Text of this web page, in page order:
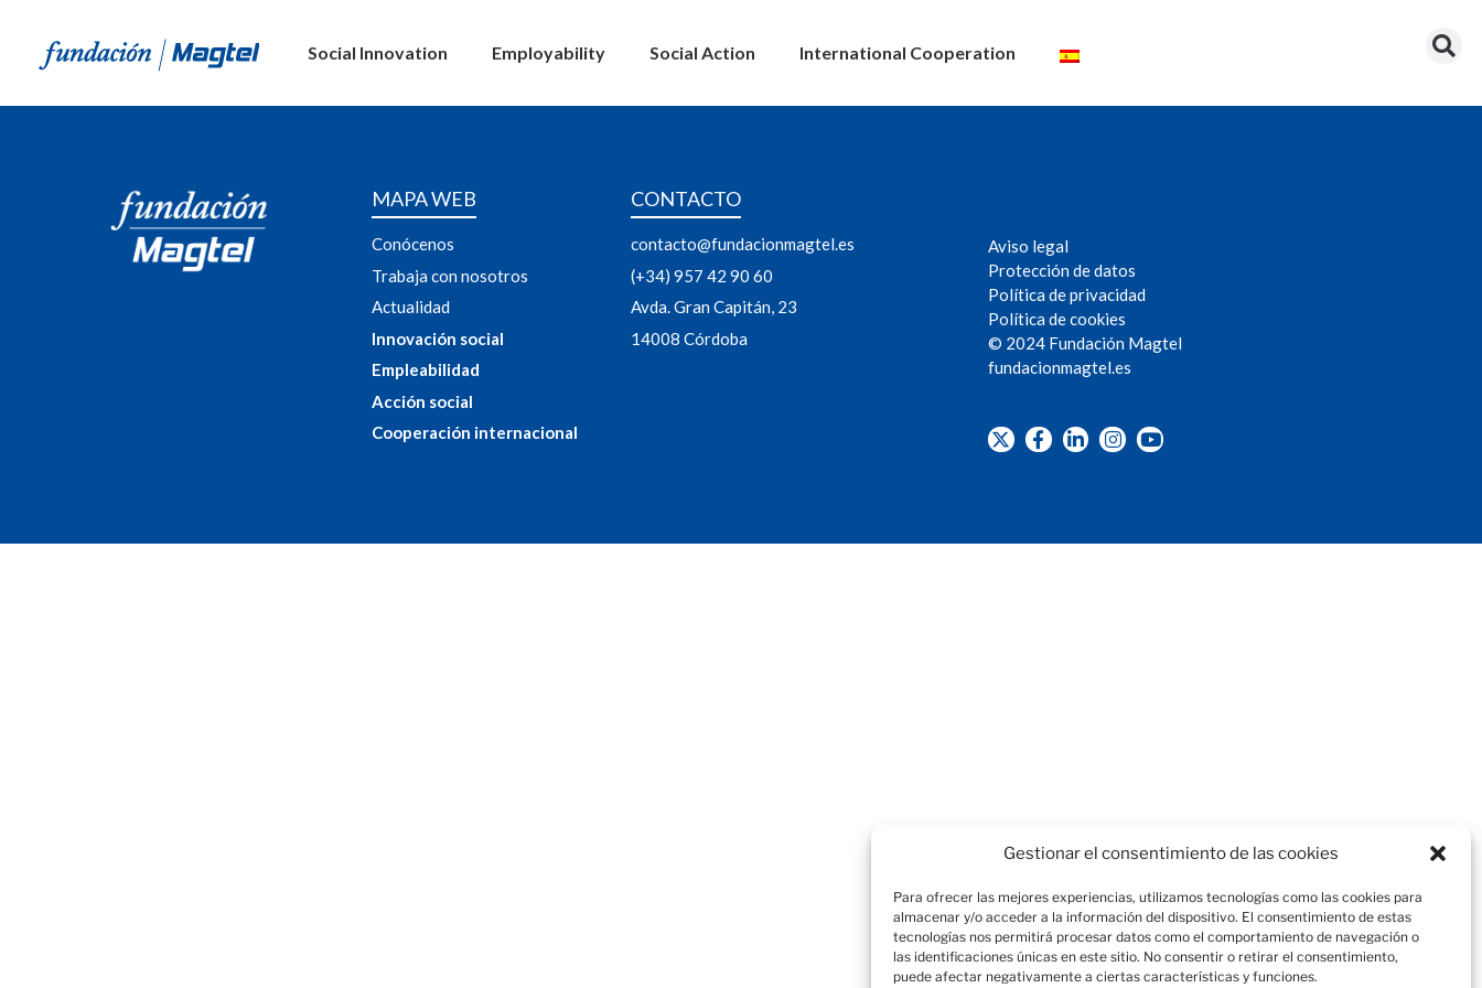
Gestionar el consentimiento de las cookies
Para ofrecer las mejores experiencias, utilizamos tecnologías como las cookies para
almacenar y/o acceder a la información del dispositivo. El consentimiento de estas
tecnologías nos permitirá procesar datos como el comportamiento de navegación o
las identificaciones únicas en este sitio. No consentir o retirar el consentimiento,
puede afectar negativamente a ciertas características y funciones.
Social Innovation Employability Social Action International Cooperation
MAPA WEB
Conócenos
Trabaja con nosotros
Actualidad
Innovación social
Empleabilidad
Acción social
Cooperación internacional
CONTACTO
contacto@fundacionmagtel.es
(+34) 957 42 90 60
Avda. Gran Capitán, 23
14008 Córdoba
Aviso legal
Protección de datos
Política de privacidad
Política de cookies
© 2024 Fundación Magtel
fundacionmagtel.es